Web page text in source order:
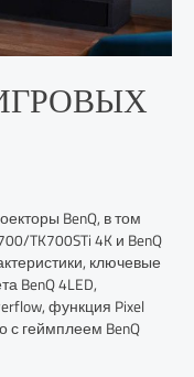
BenQ, в том
TK700STi 4K и BenQ
ключевые
BenQ 4LED,
функция Pixel
с геймплеем BenQ